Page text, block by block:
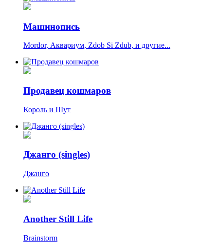
Машинопись
Mordor, Аквариум, Zdob Si Zdub, и другие...
Продавец кошмаров
Король и Шут
Джанго (singles)
Джанго
Another Still Life
Brainstorm